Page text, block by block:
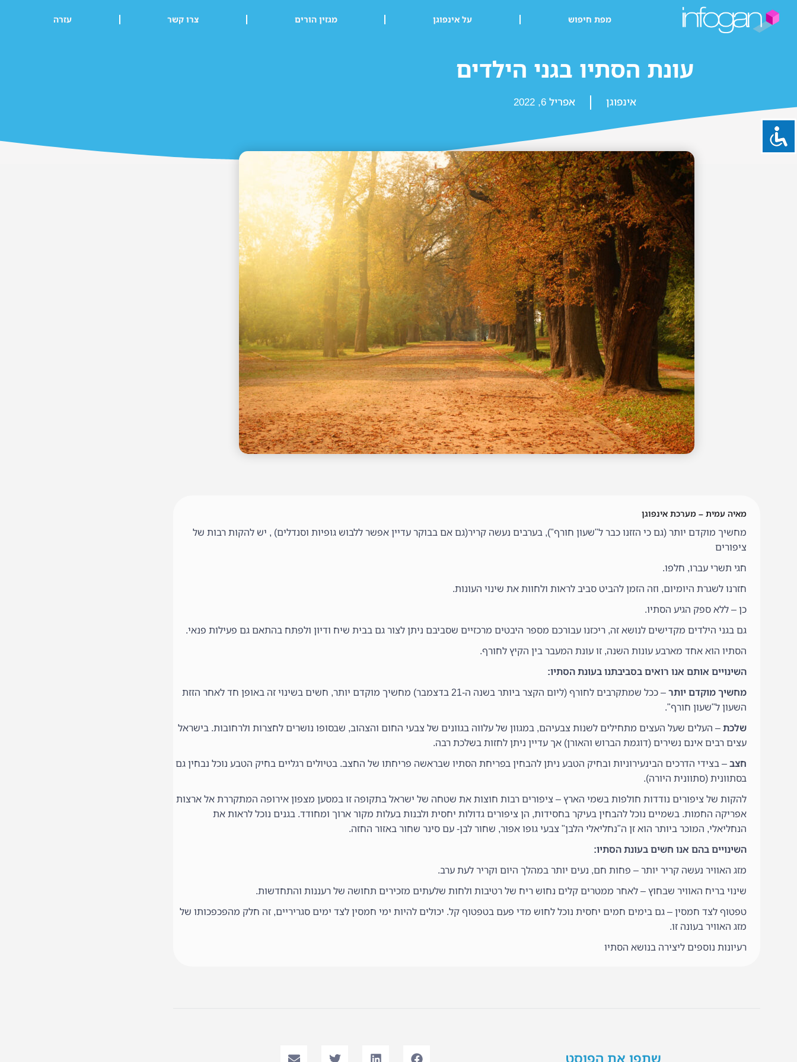
מפת חיפוש על אינפוגן מגזין הורים צרו קשר עזרה
עונת הסתיו בגני הילדים
אינפוגן אפריל 6, 2022
מאיה עמית – מערכת אינפוגן
מחשיך מוקדם יותר (גם כי הזזנו כבר ל"שעון חורף"), בערבים נעשה קריר(גם אם בבוקר עדיין אפשר ללבוש גופיות וסנדלים) , יש להקות רבות של
ציפורים
חגי תשרי עברו, חלפו.
חזרנו לשגרת היומיום, וזה הזמן להביט סביב לראות ולחוות את שינוי העונות.
כן – ללא ספק הגיע הסתיו.
גם בגני הילדים מקדישים לנושא זה, ריכזנו עבורכם מספר היבטים מרכזיים שסביבם ניתן לצור גם בבית שיח ודיון ולפתח בהתאם גם פעילות פנאי.
הסתיו הוא אחד מארבע עונות השנה, זו עונת המעבר בין הקיץ לחורף.
השינויים אותם אנו רואים בסביבתנו בעונת הסתיו:
מחשיך מוקדם יותר
– ככל שמתקרבים לחורף (ליום הקצר ביותר בשנה ה-21 בדצמבר) מחשיך מוקדם יותר, חשים בשינוי זה באופן חד לאחר הזזת
השעון ל"שעון חורף".
שלכת – העלים שעל העצים מתחילים לשנות צבעיהם, במגוון של עלווה בגוונים של צבעי החום והצהוב, שבסופו נושרים לחצרות ולרחובות. בישראל
עצים רבים אינם נשירים (דוגמת הברוש והאורן) אך עדיין ניתן לחזות בשלכת רבה.
חצב – בצידי הדרכים הבינעירוניות ובחיק הטבע ניתן להבחין בפריחת הסתיו שבראשה פריחתו של החצב. בטיולים רגליים בחיק הטבע נוכל נבחין גם
בסתוונית (סתוונית היורה).
להקות של ציפורים נודדות חולפות בשמי הארץ – ציפורים רבות חוצות את שטחה של ישראל בתקופה זו במסען מצפון אירופה המתקררת אל ארצות
אפריקה החמות. בשמיים נוכל להבחין בעיקר בחסידות, הן ציפורים גדולות יחסית ולבנות בעלות מקור ארוך ומחודד. בגנים נוכל לראות את
הנחליאלי, המוכר ביותר הוא זן ה"נחליאלי הלבן" צבעי גופו אפור, שחור לבן- עם סינר שחור באזור החזה.
השינויים בהם אנו חשים בעונת הסתיו:
מזג האוויר נעשה קריר יותר – פחות חם, נעים יותר במהלך היום וקריר לעת ערב.
שינוי בריח האוויר שבחוץ – לאחר ממטרים קלים נחוש ריח של רטיבות ולחות שלעתים מזכירים תחושה של רעננות והתחדשות.
טפטוף לצד חמסין – גם בימים חמים יחסית נוכל לחוש מדי פעם בטפטוף קל. יכולים להיות ימי חמסין לצד ימים סגריריים, זה חלק מהפכפכותו של
מזג האוויר בעונה זו.
רעיונות נוספים ליצירה בנושא הסתיו
שתפו את הפוסט